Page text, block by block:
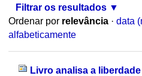
Filtrar os resultados
Ordenar por relevância · data
alfabeticamente
Livro analisa a